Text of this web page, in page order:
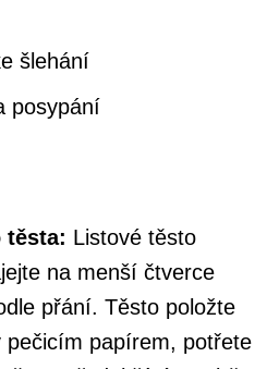
šlehání
posypání
těsta: Listové těsto
na menší čtverce
přání. Těsto položte
pečicím papírem, potřete